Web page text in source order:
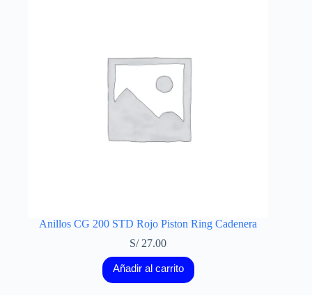
Anillos CG 200 STD Rojo Piston Ring Cadenera
S/27.00
Añadir al carrito